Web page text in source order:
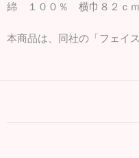
綿 １００％ 横巾８２
本商品は、同社の「フェイ